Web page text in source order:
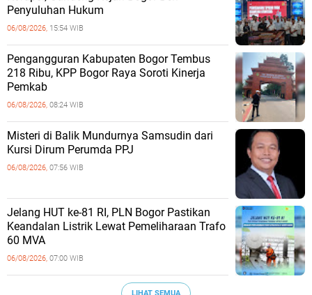
Penyuluhan Hukum
06/08/2026, 15:54 WIB
Pengangguran Kabupaten Bogor Tembus
218 Ribu, KPP Bogor Raya Soroti Kinerja
Pemkab
06/08/2026, 08:24 WIB
Misteri di Balik Mundurnya Samsudin dari
Kursi Dirum Perumda PPJ
06/08/2026, 07:56 WIB
Jelang HUT ke-81 RI, PLN Bogor Pastikan
Keandalan Listrik Lewat Pemeliharaan Trafo
60 MVA
06/08/2026, 07:00 WIB
LIHAT SEMUA